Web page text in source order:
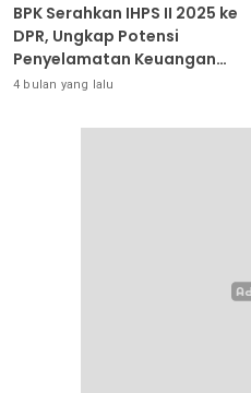
BPK Serahkan IHPS II 2025 ke
DPR, Ungkap Potensi
Penyelamatan Keuangan
Negara Puluhan Triliun
4 bulan yang lalu